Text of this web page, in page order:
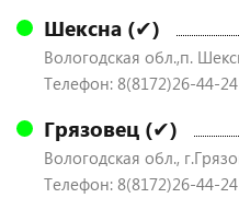
Шексна (✔)
Вологодская обл.,п.
Телефон: 8(8172)26-44-
Грязовец (✔)
Вологодская обл.,
Телефон: 8(8172)26-44-